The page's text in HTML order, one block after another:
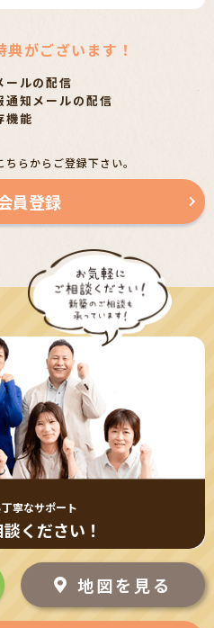
がございます！
ールの配信
通知メールの配信
機能
らからご登録下さい。
員登録
寧なサポート
ください！
地図を見る